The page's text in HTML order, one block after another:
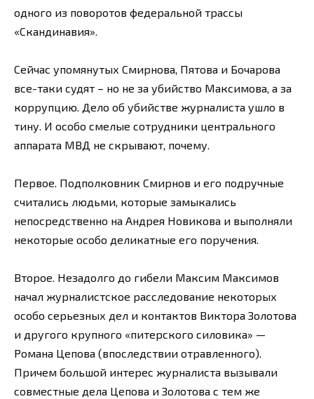
одного из поворотов федеральной трассы
«Скандинавия».
Сейчас упомянутых Смирнова, Пятова и Бочарова
все-таки судят – но не за убийство Максимова, а за
коррупцию. Дело об убийстве журналиста ушло в
тину. И особо смелые сотрудники центрального
аппарата МВД не скрывают, почему.
Первое. Подполковник Смирнов и его подручные
считались людьми, которые замыкались
непосредственно на Андрея Новикова и выполняли
некоторые особо деликатные его поручения.
Второе. Незадолго до гибели Максим Максимов
начал журналистское расследование некоторых
особо серьезных дел и контактов Виктора Золотова
и другого крупного «питерского силовика» —
Романа Цепова (впоследствии отравленного).
Причем большой интерес журналиста вызывали
совместные дела Цепова и Золотова с тем же